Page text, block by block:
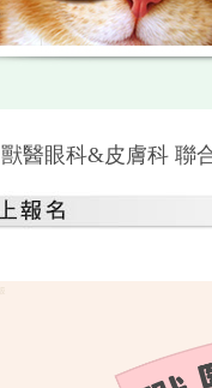
獸醫眼科&皮膚科 聯